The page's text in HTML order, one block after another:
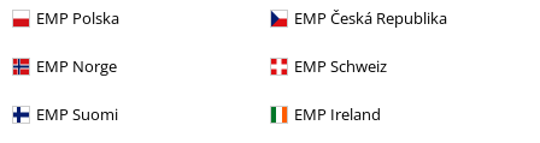
EMP Polska EMP Česká Republika
EMP Norge EMP Schweiz
EMP Suomi EMP Ireland
Band Merch